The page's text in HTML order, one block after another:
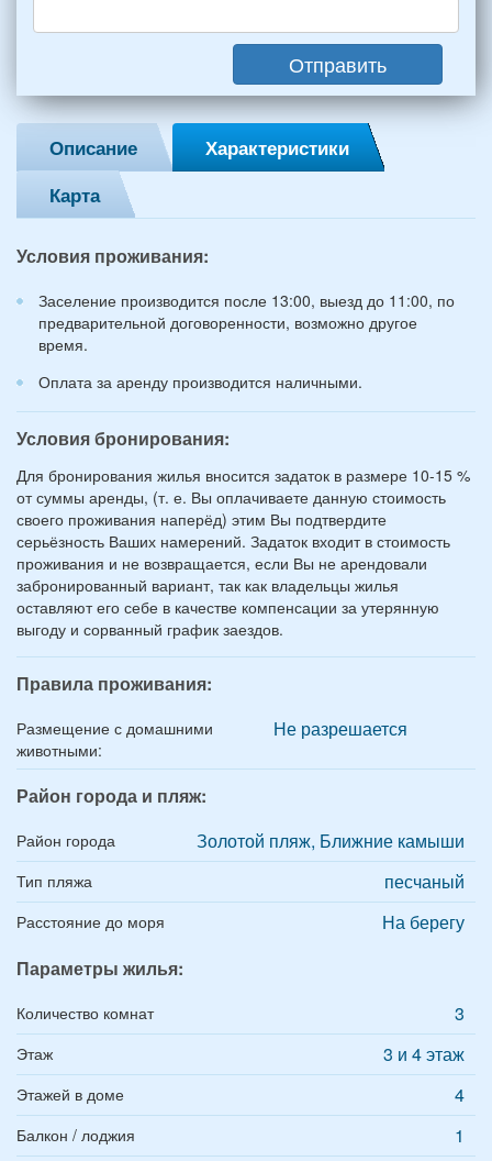
и
2
детей
(возраст
и
лет):
Отправить
Описание
Характеристики
Карта
Условия проживания:
Заселение производится после 13:00, выезд до 11:00, по
предварительной договоренности, возможно другое
время.
Оплата за аренду производится наличными.
Условия бронирования:
Для бронирования жилья вносится задаток в размере 10-15 %
от суммы аренды, (т. е. Вы оплачиваете данную стоимость
своего проживания наперёд) этим Вы подтвердите
серьёзность Ваших намерений. Задаток входит в стоимость
проживания и не возвращается, если Вы не арендовали
забронированный вариант, так как владельцы жилья
оставляют его себе в качестве компенсации за утерянную
выгоду и сорванный график заездов.
Правила проживания:
Размещение с домашними
животными:
Не разрешается
Район города и пляж:
Район города Золотой пляж, Ближние камыши
Тип пляжа песчаный
Расстояние до моря
На берегу
Параметры жилья:
Количество комнат 3
Этаж 3 и 4 этаж
Этажей в доме 4
Балкон / лоджия 1